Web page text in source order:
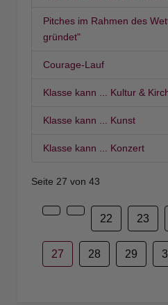
Pitches im Rahmen des
gründet"
Courage-Lauf
Klasse kann ... Kultur &
Klasse kann ... Kunst
Klasse kann ... Konzert
Seite 27 von 43
22 23
27 28 29